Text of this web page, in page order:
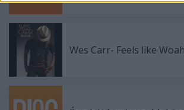
Wes Carr- Feels like Woah